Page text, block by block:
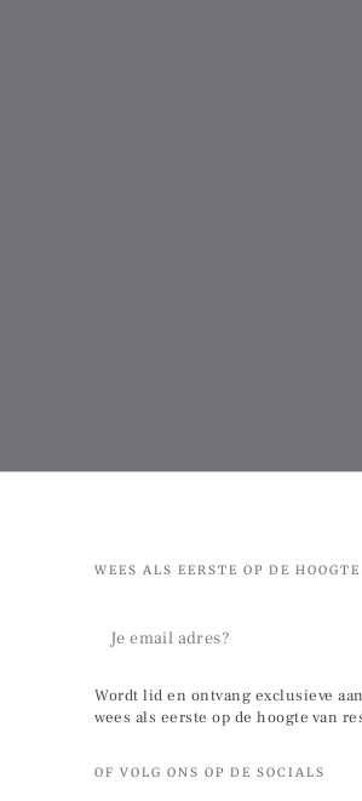
WEES ALS EERSTE OP DE HOOGTE
adres?
Wordt lid en ontvang exclusieve
wees als eerste op de hoogte van
OF VOLG ONS OP DE SOCIALS